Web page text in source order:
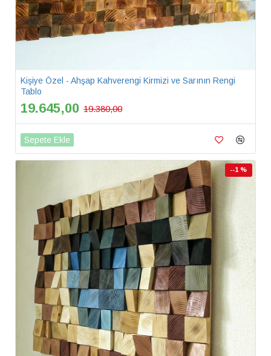
Kişiye Özel - Ahşap Kahverengi Kirmizi ve Sarının Rengi
Tablo
19.645,00 19.380,00
Sepete Ekle
--1 %